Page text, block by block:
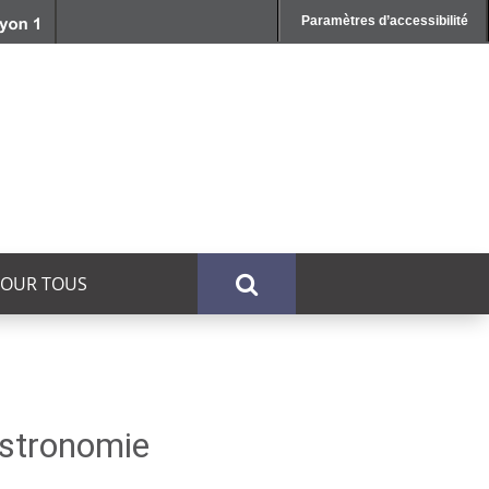
Paramètres d’accessibilité
TOUS